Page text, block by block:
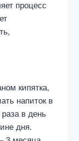
процесс
кипятка,
напиток в
в день
дня.